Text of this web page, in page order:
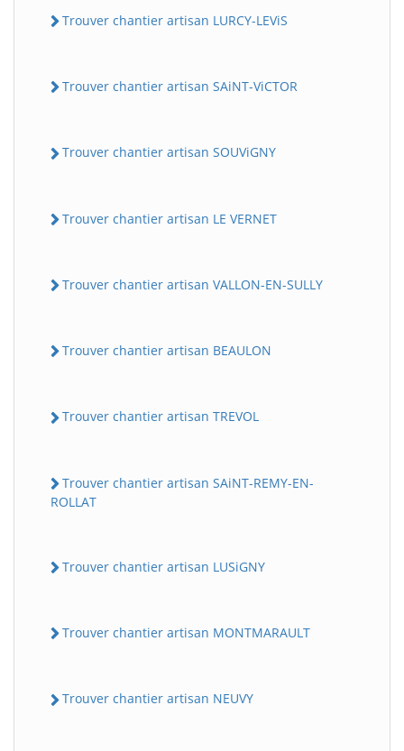
Trouver chantier artisan LURCY-LEViS
Trouver chantier artisan SAiNT-ViCTOR
Trouver chantier artisan SOUViGNY
Trouver chantier artisan LE VERNET
Trouver chantier artisan VALLON-EN-SULLY
Trouver chantier artisan BEAULON
Trouver chantier artisan TREVOL
Trouver chantier artisan SAiNT-REMY-EN-
ROLLAT
Trouver chantier artisan LUSiGNY
Trouver chantier artisan MONTMARAULT
Trouver chantier artisan NEUVY